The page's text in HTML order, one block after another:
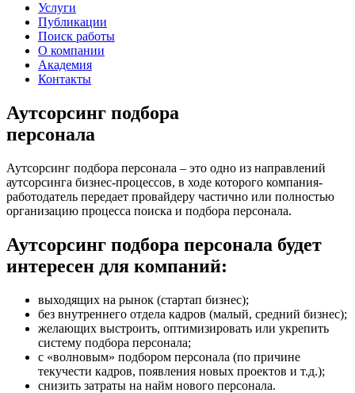
Услуги
Публикации
Поиск работы
О компании
Академия
Контакты
Аутсорсинг подбора
персонала
Аутсорсинг подбора персонала – это одно из направлений
аутсорсинга бизнес-процессов, в ходе которого компания-
работодатель передает провайдеру частично или полностью
организацию процесса поиска и подбора персонала.
Аутсорсинг подбора персонала будет
интересен для компаний:
выходящих на рынок (стартап бизнес);
без внутреннего отдела кадров (малый, средний бизнес);
желающих выстроить, оптимизировать или укрепить
систему подбора персонала;
с «волновым» подбором персонала (по причине
текучести кадров, появления новых проектов и т.д.);
снизить затраты на найм нового персонала.